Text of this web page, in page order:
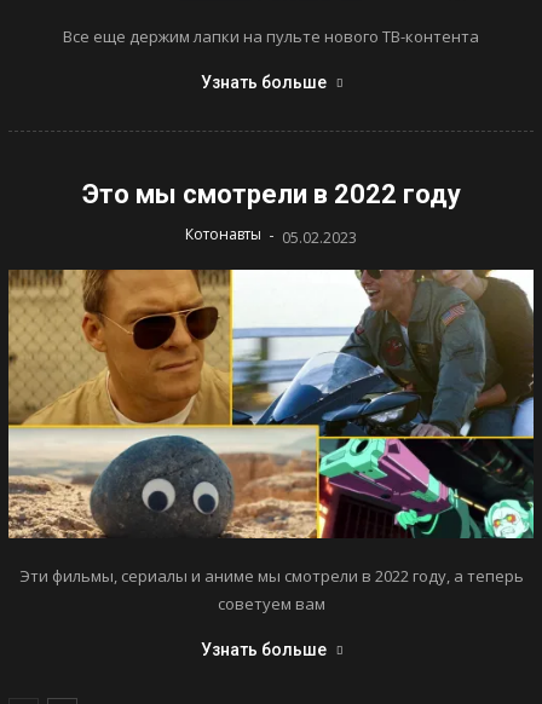
Все еще держим лапки на пульте нового ТВ-контента
Узнать больше
Это мы смотрели в 2022 году
Котонавты - 05.02.2023
Эти фильмы, сериалы и аниме мы смотрели в 2022 году, а теперь
советуем вам
Узнать больше